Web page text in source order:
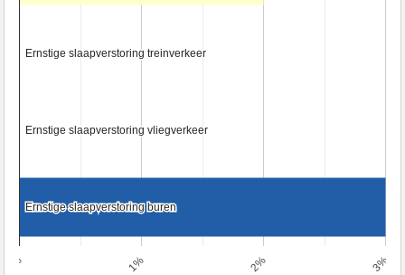
0% 1% 2% 3%
Ernstige slaapverstoring treinverkeer
Ernstige slaapverstoring treinverkeer
Ernstige slaapverstoring vliegverkeer
Ernstige slaapverstoring vliegverkeer
Ernstige slaapverstoring buren
Ernstige slaapverstoring buren